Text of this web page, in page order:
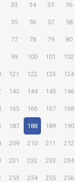
33 34 35 36
55 56 57 58
77 78 79 80
99 100 101 102
121 122 123 124
143 144 145 146
165 166 167 168
187 188 189 190
209 210 211 212
231 232 233 234
253 254 255 256